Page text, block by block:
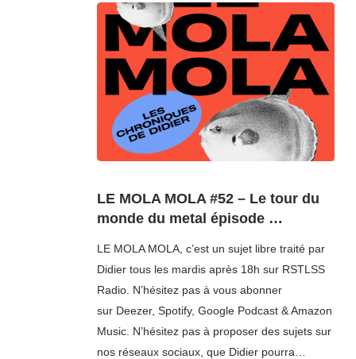
LE MOLA MOLA #52 – Le tour du
monde du metal épisode …
LE MOLA MOLA, c’est un sujet libre traité par
Didier tous les mardis après 18h sur RSTLSS
Radio. N’hésitez pas à vous abonner
sur Deezer, Spotify, Google Podcast & Amazon
Music. N’hésitez pas à proposer des sujets sur
nos réseaux sociaux, que Didier pourra…